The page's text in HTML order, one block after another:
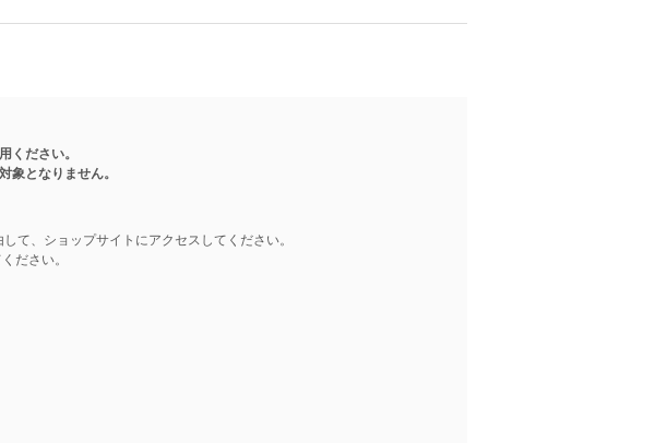
ください。
象となりません。
て、ショップサイトにアクセスしてください。
ださい。